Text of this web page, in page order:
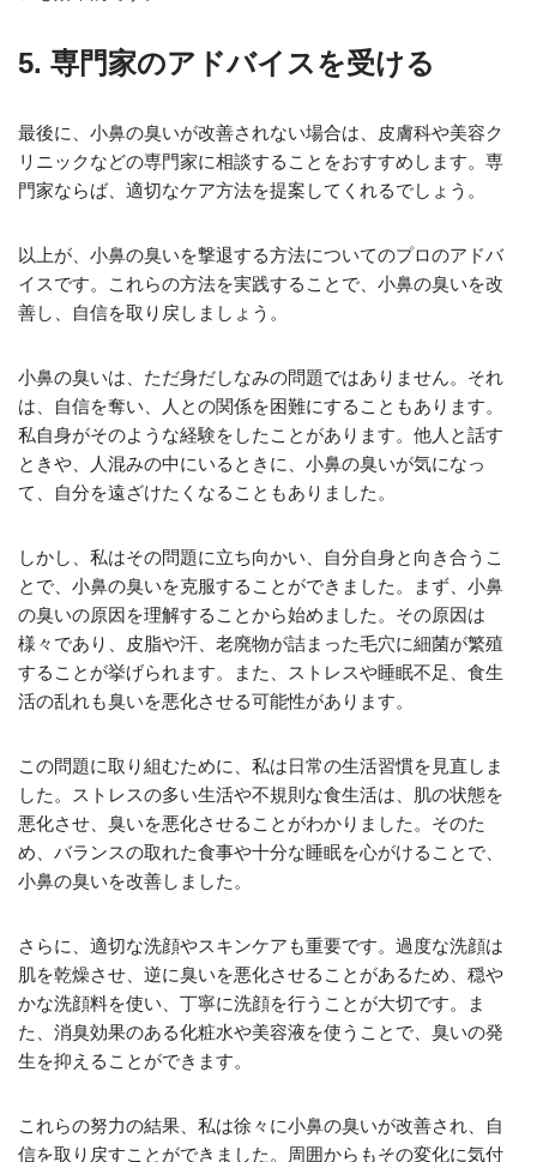
5. 専門家のアドバイスを受ける
最後に、小鼻の臭いが改善されない場合は、皮膚科や美容ク
リニックなどの専門家に相談することをおすすめします。専
門家ならば、適切なケア方法を提案してくれるでしょう。
以上が、小鼻の臭いを撃退する方法についてのプロのアドバ
イスです。これらの方法を実践することで、小鼻の臭いを改
善し、自信を取り戻しましょう。
小鼻の臭いは、ただ身だしなみの問題ではありません。それ
は、自信を奪い、人との関係を困難にすることもあります。
私自身がそのような経験をしたことがあります。他人と話す
ときや、人混みの中にいるときに、小鼻の臭いが気になっ
て、自分を遠ざけたくなることもありました。
しかし、私はその問題に立ち向かい、自分自身と向き合うこ
とで、小鼻の臭いを克服することができました。まず、小鼻
の臭いの原因を理解することから始めました。その原因は
様々であり、皮脂や汗、老廃物が詰まった毛穴に細菌が繁殖
することが挙げられます。また、ストレスや睡眠不足、食生
活の乱れも臭いを悪化させる可能性があります。
この問題に取り組むために、私は日常の生活習慣を見直しま
した。ストレスの多い生活や不規則な食生活は、肌の状態を
悪化させ、臭いを悪化させることがわかりました。そのた
め、バランスの取れた食事や十分な睡眠を心がけることで、
小鼻の臭いを改善しました。
さらに、適切な洗顔やスキンケアも重要です。過度な洗顔は
肌を乾燥させ、逆に臭いを悪化させることがあるため、穏や
かな洗顔料を使い、丁寧に洗顔を行うことが大切です。ま
た、消臭効果のある化粧水や美容液を使うことで、臭いの発
生を抑えることができます。
これらの努力の結果、私は徐々に小鼻の臭いが改善され、自
信を取り戻すことができました。周囲からもその変化に気付